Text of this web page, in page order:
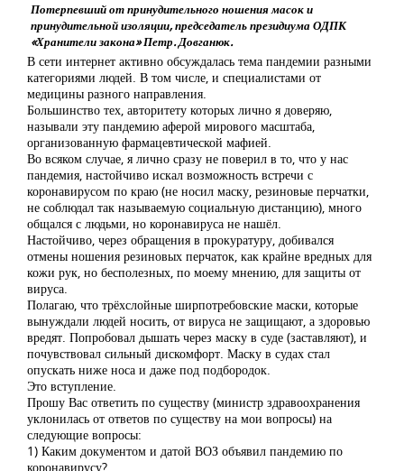
Потерпевший от принудительного ношения масок и
принудительной изоляции, председатель президиума ОДПК
«Хранители закона» Петр. Довганюк.
В сети интернет активно обсуждалась тема пандемии разными
категориями людей. В том числе, и специалистами от
медицины разного направления.
Большинство тех, авторитету которых лично я доверяю,
называли эту пандемию аферой мирового масштаба,
организованную фармацевтической мафией.
Во всяком случае, я лично сразу не поверил в то, что у нас
пандемия, настойчиво искал возможность встречи с
коронавирусом по краю (не носил маску, резиновые перчатки,
не соблюдал так называемую социальную дистанцию), много
общался с людьми, но коронавируса не нашёл.
Настойчиво, через обращения в прокуратуру, добивался
отмены ношения резиновых перчаток, как крайне вредных для
кожи рук, но бесполезных, по моему мнению, для защиты от
вируса.
Полагаю, что трёхслойные ширпотребовские маски, которые
вынуждали людей носить, от вируса не защищают, а здоровью
вредят. Попробовал дышать через маску в суде (заставляют), и
почувствовал сильный дискомфорт. Маску в судах стал
опускать ниже носа и даже под подбородок.
Это вступление.
Прошу Вас ответить по существу (министр здравоохранения
уклонилась от ответов по существу на мои вопросы) на
следующие вопросы:
1) Каким документом и датой ВОЗ объявил пандемию по
коронавирусу?